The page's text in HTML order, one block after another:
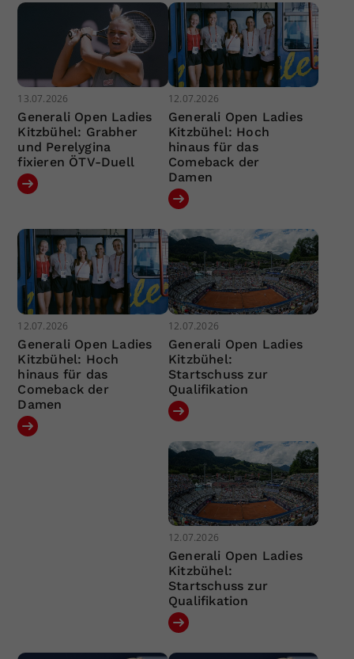
13.07.2026
Generali Open Ladies
Kitzbühel: Grabher
und Perelygina
fixieren ÖTV-Duell
12.07.2026
Generali Open Ladies
Kitzbühel: Hoch
hinaus für das
Comeback der
Damen
12.07.2026
Generali Open Ladies
Kitzbühel: Hoch
hinaus für das
Comeback der
Damen
12.07.2026
Generali Open Ladies
Kitzbühel:
Startschuss zur
Qualifikation
12.07.2026
Generali Open Ladies
Kitzbühel:
Startschuss zur
Qualifikation